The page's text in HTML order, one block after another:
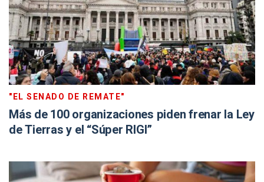
"EL SENADO DE REMATE"
Más de 100 organizaciones piden frenar la Ley
de Tierras y el “Súper RIGI”